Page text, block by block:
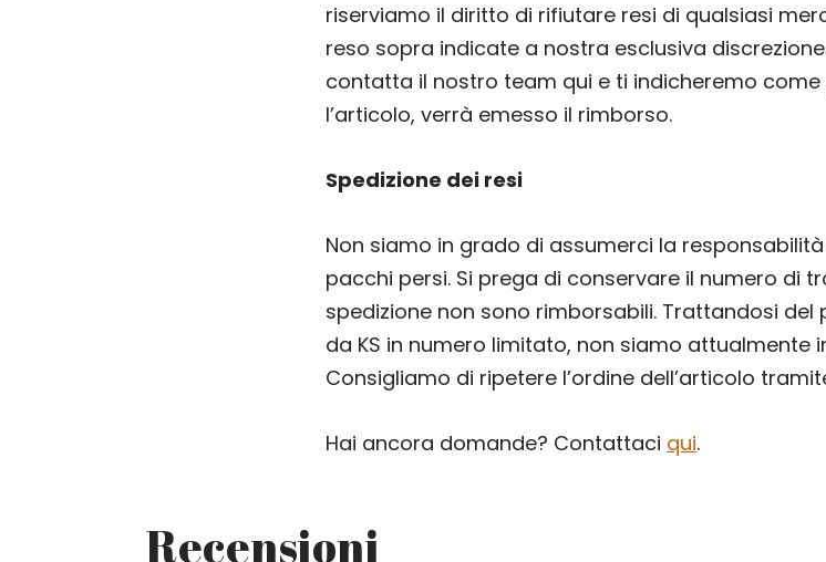
riserviamo il diritto di rifiutare resi di qualsiasi
reso sopra indicate a nostra esclusiva
contatta il nostro team qui e ti indicheremo
l’articolo, verrà emesso il rimborso.
Spedizione dei resi
Non siamo in grado di assumerci la
pacchi persi. Si prega di conservare il numero di
spedizione non sono rimborsabili. Trattandosi
da KS in numero limitato, non siamo attualmente
Consigliamo di ripetere l’ordine dell’articolo
Hai ancora domande? Contattaci qui.
Recensioni